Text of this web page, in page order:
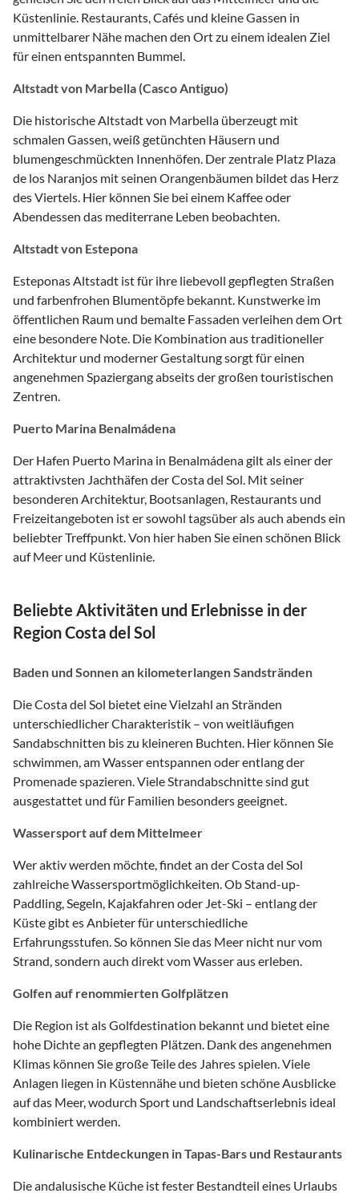
Küstenlinie. Restaurants, Cafés und kleine Gassen in
unmittelbarer Nähe machen den Ort zu einem idealen Ziel
für einen entspannten Bummel.
Altstadt von Marbella (Casco Antiguo)
Die historische Altstadt von Marbella überzeugt mit
schmalen Gassen, weiß getünchten Häusern und
blumengeschmückten Innenhöfen. Der zentrale Platz Plaza
de los Naranjos mit seinen Orangenbäumen bildet das Herz
des Viertels. Hier können Sie bei einem Kaffee oder
Abendessen das mediterrane Leben beobachten.
Altstadt von Estepona
Esteponas Altstadt ist für ihre liebevoll gepflegten Straßen
und farbenfrohen Blumentöpfe bekannt. Kunstwerke im
öffentlichen Raum und bemalte Fassaden verleihen dem Ort
eine besondere Note. Die Kombination aus traditioneller
Architektur und moderner Gestaltung sorgt für einen
angenehmen Spaziergang abseits der großen touristischen
Zentren.
Puerto Marina Benalmádena
Der Hafen Puerto Marina in Benalmádena gilt als einer der
attraktivsten Jachthäfen der Costa del Sol. Mit seiner
besonderen Architektur, Bootsanlagen, Restaurants und
Freizeitangeboten ist er sowohl tagsüber als auch abends ein
beliebter Treffpunkt. Von hier haben Sie einen schönen Blick
auf Meer und Küstenlinie.
Beliebte Aktivitäten und Erlebnisse in der
Region Costa del Sol
Baden und Sonnen an kilometerlangen Sandstränden
Die Costa del Sol bietet eine Vielzahl an Stränden
unterschiedlicher Charakteristik – von weitläufigen
Sandabschnitten bis zu kleineren Buchten. Hier können Sie
schwimmen, am Wasser entspannen oder entlang der
Promenade spazieren. Viele Strandabschnitte sind gut
ausgestattet und für Familien besonders geeignet.
Wassersport auf dem Mittelmeer
Wer aktiv werden möchte, findet an der Costa del Sol
zahlreiche Wassersportmöglichkeiten. Ob Stand-up-
Paddling, Segeln, Kajakfahren oder Jet-Ski – entlang der
Küste gibt es Anbieter für unterschiedliche
Erfahrungsstufen. So können Sie das Meer nicht nur vom
Strand, sondern auch direkt vom Wasser aus erleben.
Golfen auf renommierten Golfplätzen
Die Region ist als Golfdestination bekannt und bietet eine
hohe Dichte an gepflegten Plätzen. Dank des angenehmen
Klimas können Sie große Teile des Jahres spielen. Viele
Anlagen liegen in Küstennähe und bieten schöne Ausblicke
auf das Meer, wodurch Sport und Landschaftserlebnis ideal
kombiniert werden.
Kulinarische Entdeckungen in Tapas-Bars und Restaurants
Die andalusische Küche ist fester Bestandteil eines Urlaubs